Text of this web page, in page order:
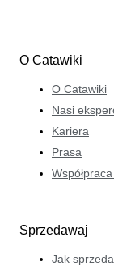
O Catawiki
O Catawiki
Nasi
Kariera
Prasa
Sprzedawaj
Jak